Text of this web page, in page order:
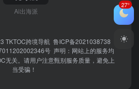
Ai出海派
TKTOC跨境导航 鲁ICP备2021038738
号 声明：网站上的服务均
无关。请用户注意甄别服务质量，避免上
当受骗！
27°